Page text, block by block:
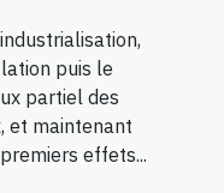
puis le
partiel des
et maintenant
effets...